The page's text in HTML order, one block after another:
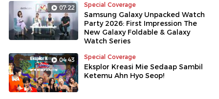
07:22 Special Coverage
Samsung Galaxy Unpacked Watch
Party 2026: First Impression The
New Galaxy Foldable & Galaxy
Watch Series
04:43 Special Coverage
Eksplor Kreasi Mie Sedaap Sambil
Ketemu Ahn Hyo Seop!